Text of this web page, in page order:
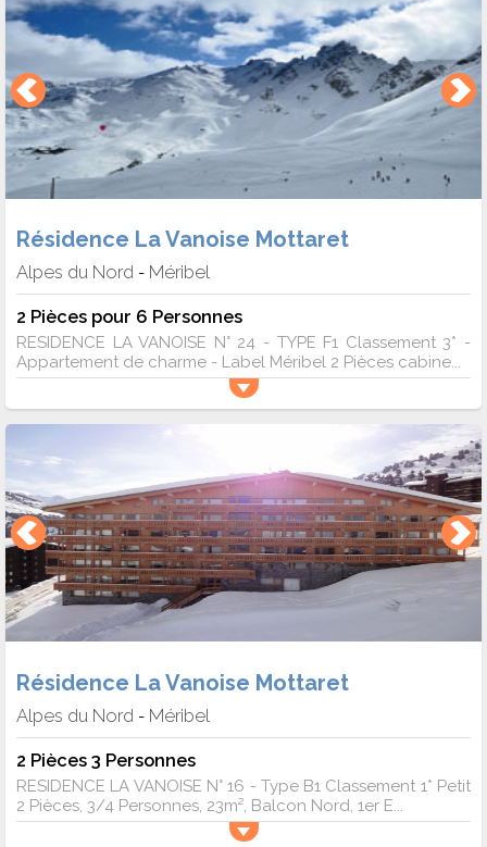
Résidence La Vanoise Mottaret
Alpes du Nord - Méribel
2 Pièces pour 6 Personnes
RESIDENCE LA VANOISE N° 24 - TYPE F1 Classement 3* -
Appartement de charme - Label Méribel 2 Pièces cabine...
Résidence La Vanoise Mottaret
Alpes du Nord - Méribel
2 Pièces 3 Personnes
RESIDENCE LA VANOISE N° 16 - Type B1 Classement 1* Petit
2 Pièces, 3/4 Personnes, 23m², Balcon Nord, 1er E...